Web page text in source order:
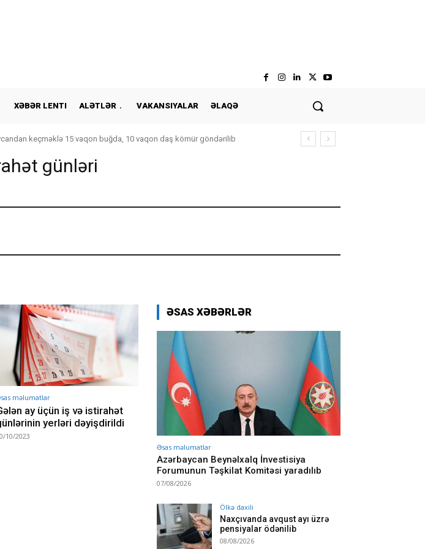
XƏBƏR LENTI ALƏTLƏR VAKANSIYALAR ƏLAQƏ
keçməklə 15 vaqon buğda, 10 vaqon daş kömür göndərilib
günləri
məlumatlar
ay üçün iş və istirahət
yerləri dəyişdirildi
10/2023
ƏSAS XƏBƏRLƏR
Əsas məlumatlar
Azərbaycan Beynəlxalq İnvestisiya
Forumunun Təşkilat Komitəsi yaradılıb
07/08/2026
Ölkə daxili
Naxçıvanda avqust ayı üzrə
pensiyalar ödənilib
08/08/2026